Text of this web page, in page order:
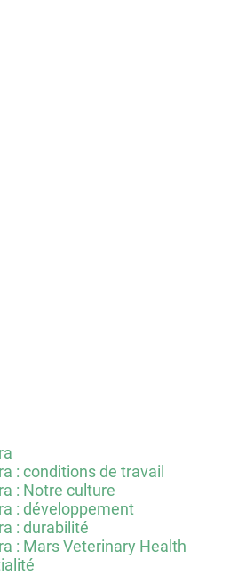
: conditions de travail
: Notre culture
: développement
: durabilité
: Mars Veterinary Health